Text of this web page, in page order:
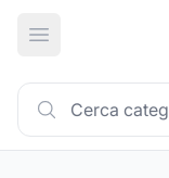
Apri menu